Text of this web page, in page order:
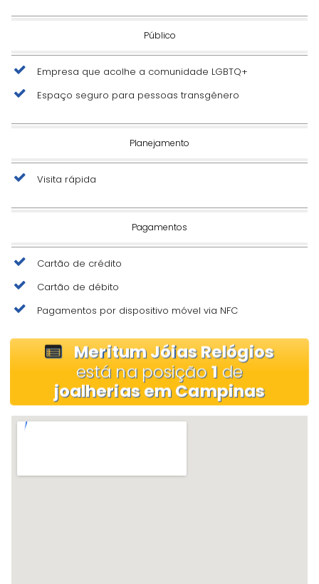
Público
Empresa que acolhe a comunidade LGBTQ+
Espaço seguro para pessoas transgênero
Planejamento
Visita rápida
Pagamentos
Cartão de crédito
Cartão de débito
Pagamentos por dispositivo móvel via NFC
Meritum Jóias Relógios
está na posição1de
joalherias em Campinas